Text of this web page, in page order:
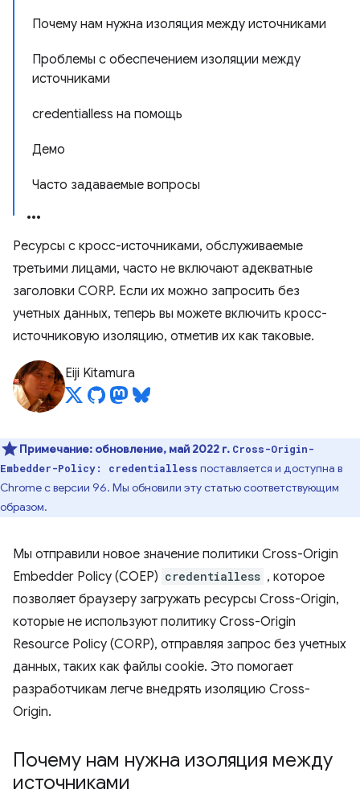
Почему нам нужна изоляция между источниками
Проблемы с обеспечением изоляции между
источниками
credentialless на помощь
Демо
Часто задаваемые вопросы
Ресурсы с кросс-источниками, обслуживаемые
третьими лицами, часто не включают адекватные
заголовки CORP. Если их можно запросить без
учетных данных, теперь вы можете включить кросс-
источниковую изоляцию, отметив их как таковые.
Eiji Kitamura
Примечание: обновление, май 2022 г. Cross-Origin-
Embedder-Policy: credentialless поставляется и доступна в
Chrome с версии 96. Мы обновили эту статью соответствующим
образом.
Мы отправили новое значение политики Cross-Origin
Embedder Policy (COEP) credentialless , которое
позволяет браузеру загружать ресурсы Cross-Origin,
которые не используют политику Cross-Origin
Resource Policy (CORP), отправляя запрос без учетных
данных, таких как файлы cookie. Это помогает
разработчикам легче внедрять изоляцию Cross-
Origin.
Почему нам нужна изоляция между
источниками